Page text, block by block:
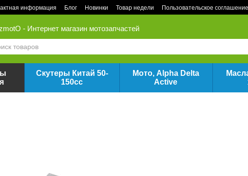
информация Блог Новинки Товар недели Пользовательское соглашение
- Интернет магазин мотозапчастей
Скутеры Китай 50-
150сс
Мото, Alpha Delta
Active